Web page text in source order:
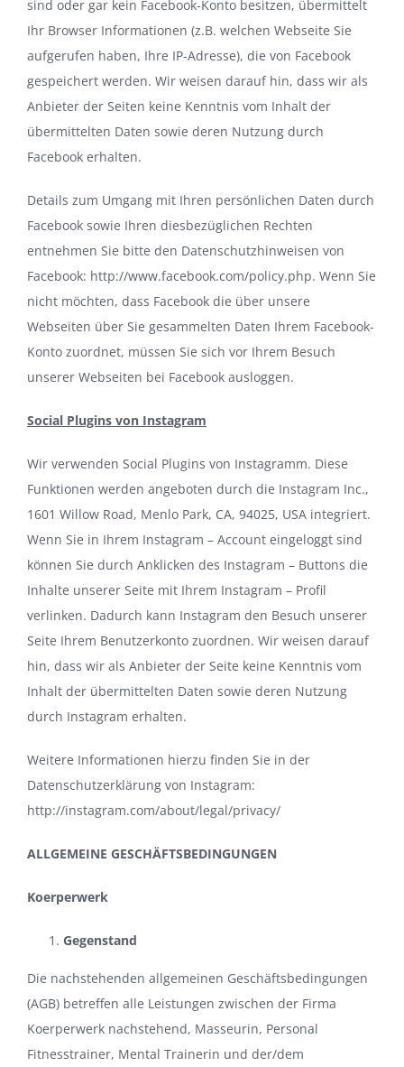
sind oder gar kein Facebook-Konto besitzen, übermittelt
Ihr Browser Informationen (z.B. welchen Webseite Sie
aufgerufen haben, Ihre IP-Adresse), die von Facebook
gespeichert werden. Wir weisen darauf hin, dass wir als
Anbieter der Seiten keine Kenntnis vom Inhalt der
übermittelten Daten sowie deren Nutzung durch
Facebook erhalten.
Details zum Umgang mit Ihren persönlichen Daten durch
Facebook sowie Ihren diesbezüglichen Rechten
entnehmen Sie bitte den Datenschutzhinweisen von
Facebook: http://www.facebook.com/policy.php. Wenn Sie
nicht möchten, dass Facebook die über unsere
Webseiten über Sie gesammelten Daten Ihrem Facebook-
Konto zuordnet, müssen Sie sich vor Ihrem Besuch
unserer Webseiten bei Facebook ausloggen.
Social Plugins von Instagram
Wir verwenden Social Plugins von Instagramm. Diese
Funktionen werden angeboten durch die Instagram Inc.,
1601 Willow Road, Menlo Park, CA, 94025, USA integriert.
Wenn Sie in Ihrem Instagram – Account eingeloggt sind
können Sie durch Anklicken des Instagram – Buttons die
Inhalte unserer Seite mit Ihrem Instagram – Profil
verlinken. Dadurch kann Instagram den Besuch unserer
Seite Ihrem Benutzerkonto zuordnen. Wir weisen darauf
hin, dass wir als Anbieter der Seite keine Kenntnis vom
Inhalt der übermittelten Daten sowie deren Nutzung
durch Instagram erhalten.
Weitere Informationen hierzu finden Sie in der
Datenschutzerklärung von Instagram:
http://instagram.com/about/legal/privacy/
ALLGEMEINE GESCHÄFTSBEDINGUNGEN
Koerperwerk
Gegenstand
Die nachstehenden allgemeinen Geschäftsbedingungen
(AGB) betreffen alle Leistungen zwischen der Firma
Koerperwerk nachstehend, Masseurin, Personal
Fitnesstrainer, Mental Trainerin und der/dem